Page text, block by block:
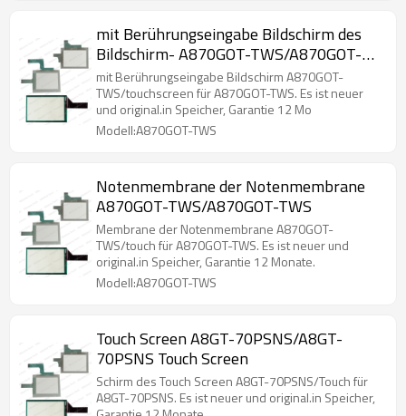
mit Berührungseingabe Bildschirm des
Bildschirm- A870GOT-TWS/A870GOT-
TWS
mit Berührungseingabe Bildschirm A870GOT-
TWS/touchscreen für A870GOT-TWS. Es ist neuer
und original.in Speicher, Garantie 12 Mo
Modell:A870GOT-TWS
Notenmembrane der Notenmembrane
A870GOT-TWS/A870GOT-TWS
Membrane der Notenmembrane A870GOT-
TWS/touch für A870GOT-TWS. Es ist neuer und
original.in Speicher, Garantie 12 Monate.
Modell:A870GOT-TWS
Touch Screen A8GT-70PSNS/A8GT-
70PSNS Touch Screen
Schirm des Touch Screen A8GT-70PSNS/Touch für
A8GT-70PSNS. Es ist neuer und original.in Speicher,